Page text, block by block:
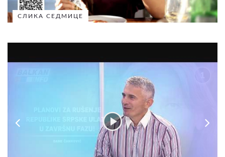
СЛИКА СЕДМИЦЕ